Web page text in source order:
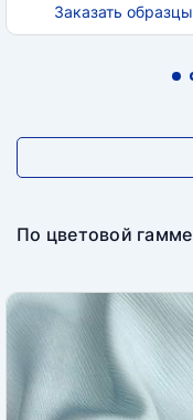
Заказать образцы
По цветовой гамме